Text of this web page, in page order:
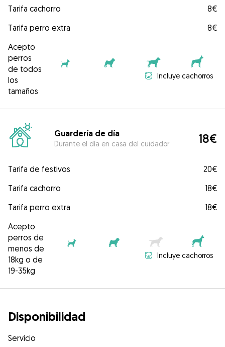
Tarifa cachorro
8€
Tarifa perro extra
8€
Acepto
perros
de todos
los
tamaños
Incluye cachorros
Guardería de día
Durante el día en casa del cuidador 18€
Tarifa de festivos
20€
Tarifa cachorro
18€
Tarifa perro extra
18€
Acepto
perros de
menos de
18kg o de
19-35kg
Incluye cachorros
Disponibilidad
Servicio